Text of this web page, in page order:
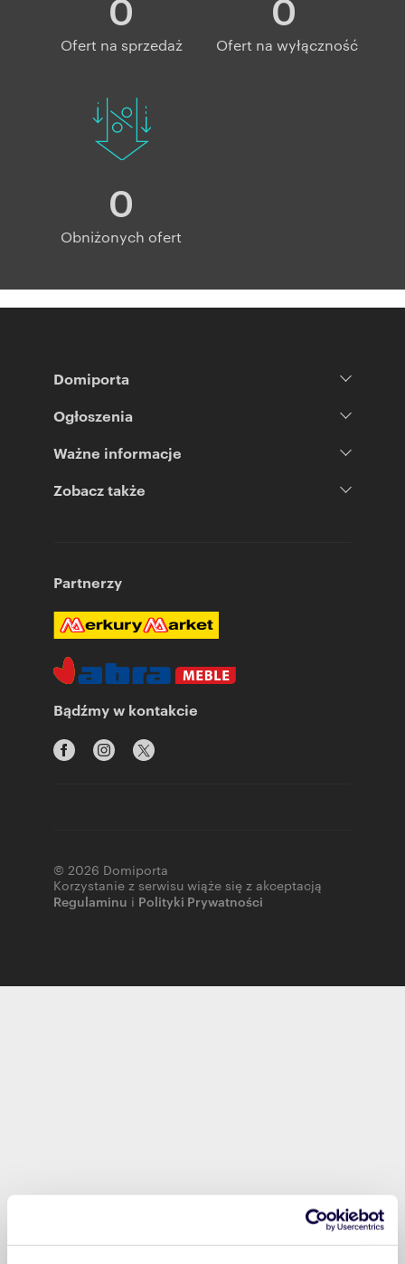
Ofert na sprzedaż Ofert na wyłączność
0
Obniżonych ofert
Domiporta
Ogłoszenia
Ważne informacje
Zobacz także
Partnerzy
Bądźmy w kontakcie
© 2026 Domiporta
Korzystanie z serwisu wiąże się z akceptacją
Regulaminu i Polityki Prywatności